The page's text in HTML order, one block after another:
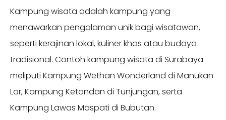
Kampung wisata adalah kampung yang
menawarkan pengalaman unik bagi wisatawan,
seperti kerajinan lokal, kuliner khas atau budaya
tradisional. Contoh kampung wisata di Surabaya
meliputi Kampung Wethan Wonderland di Manukan
Lor, Kampung Ketandan di Tunjungan, serta
Kampung Lawas Maspati di Bubutan.